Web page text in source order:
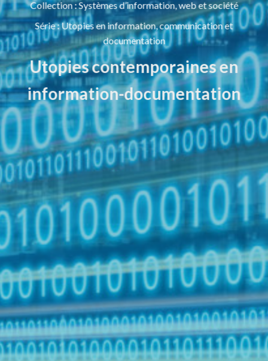
Collection:Systèmes d’information, web et société
Série:Utopies en information, communication et
documentation
Utopies contemporaines en
information-documentation